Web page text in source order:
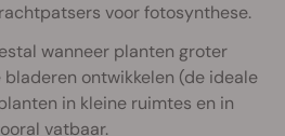
voor fotosynthese.
wanneer planten groter
ontwikkelen (de ideale
in kleine ruimtes en in
vatbaar.